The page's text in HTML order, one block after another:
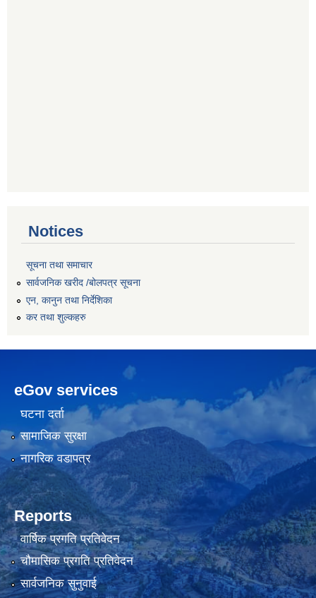
Notices
सूचना तथा समाचार
सार्वजनिक खरीद /बोलपत्र सूचना
एन, कानुन तथा निर्देशिका
कर तथा शुल्कहरु
eGov services
घटना दर्ता
सामाजिक सुरक्षा
नागरिक वडापत्र
Reports
वार्षिक प्रगति प्रतिवेदन
चौमासिक प्रगति प्रतिवेदन
सार्वजनिक सुनुवाई